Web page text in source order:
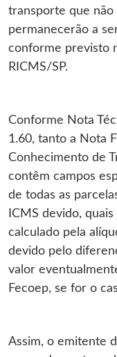
transporte que não
permanecerão a
conforme previsto
RICMS/SP.
Conforme Nota
1.60, tanto a Nota
Conhecimento de
contêm campos
de todas as
ICMS devido,
calculado pela
devido pelo
valor
Fecoep, se for o
Assim, o emitente